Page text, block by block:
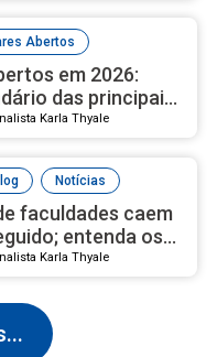
Abertos
em 2026:
das principais
Karla Thyale
, Notícias
faculdades caem
entenda os
Karla Thyale